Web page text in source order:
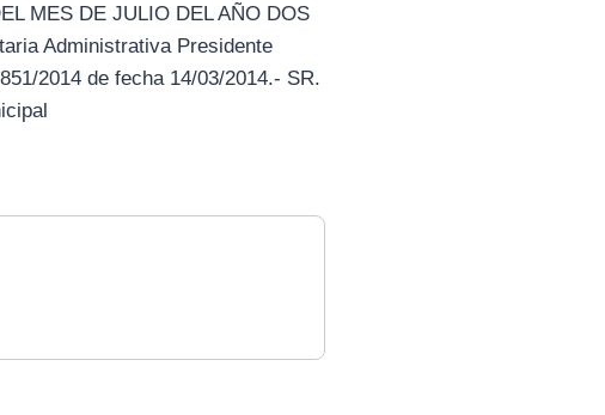
MES DE JULIO DEL AÑO DOS
Administrativa Presidente
2014 de fecha 14/03/2014.- SR.